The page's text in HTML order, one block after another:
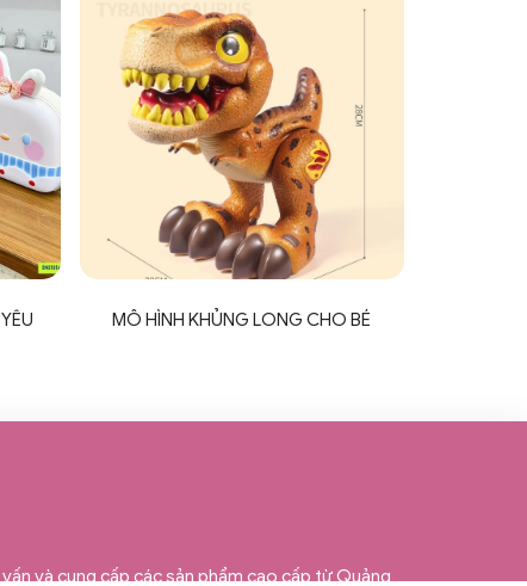
MÔ HÌNH KHỦNG LONG CHO BÉ
và cung cấp các sản phẩm cao cấp từ Quảng